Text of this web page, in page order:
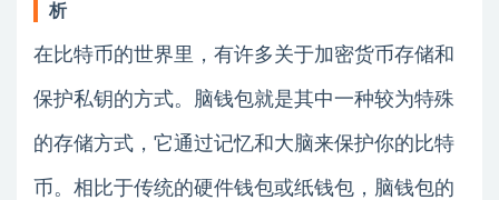
析
在比特币的世界里，有许多关于加密货币存储和
保护私钥的方式。脑钱包就是其中一种较为特殊
的存储方式，它通过记忆和大脑来保护你的比特
币。相比于传统的硬件钱包或纸钱包，脑钱包的